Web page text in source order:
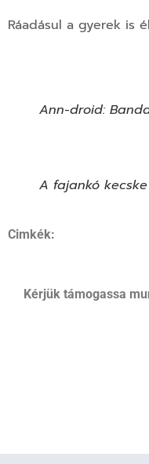
Ráadásul a gyerek is
Ann-droid:
A fajankó
Cimkék:
Kérjük támogassa